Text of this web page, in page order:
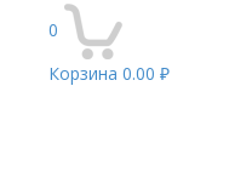
0
Корзина 0.00 ₽